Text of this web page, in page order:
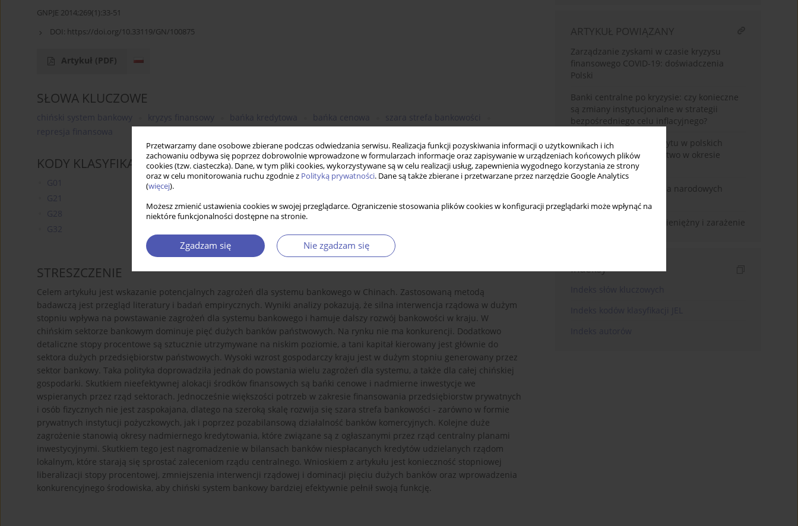
Przetwarzamy dane osobowe zbierane podczas odwiedzania serwisu. Realizacja funkcji pozyskiwania informacji o użytkownikach i ich
zachowaniu odbywa się poprzez dobrowolnie wprowadzone w formularzach informacje oraz zapisywanie w urządzeniach końcowych plików
cookies (tzw. ciasteczka). Dane, w tym pliki cookies, wykorzystywane są w celu realizacji usług, zapewnienia wygodnego korzystania ze strony
oraz w celu monitorowania ruchu zgodnie z Polityką prywatności. Dane są także zbierane i przetwarzane przez narzędzie Google Analytics
(więcej).
Możesz zmienić ustawienia cookies w swojej przeglądarce. Ograniczenie stosowania plików cookies w konfiguracji przeglądarki może wpłynąć na
niektóre funkcjonalności dostępne na stronie.
Zgadzam się Nie zgadzam się
GNPJE 2014;269(1):33-51
DOI: https://doi.org/10.33119/GN/100875
Artykuł (PDF)
SŁOWA KLUCZOWE
chiński system bankowy kryzys finansowy bańka kredytowa bańka cenowa
szara strefa bankowości
represja finansowa
KODY KLASYFIKACJI JEL
G01
G21
G28
G32
STRESZCZENIE
Celem artykułu jest wskazanie potencjalnych zagrożeń dla systemu bankowego w Chinach. Zastosowaną metodą
badawczą jest przegląd literatury i badań empirycznych. Wyniki analizy pokazują, że silna interwencja rządowa w dużym
stopniu wpływa na powstawanie zagrożeń dla systemu bankowego i hamuje dalszy rozwój bankowości w kraju. W
chińskim sektorze bankowym dominuje pięć dużych banków państwowych. Na rynku nie ma konkurencji. Dodatkowo
detaliczne stopy procentowe są sztucznie utrzymywane na niskim poziomie, a tani kapitał kierowany jest głównie do
sektora dużych przedsiębiorstw państwowych. Wysoki wzrost gospodarczy kraju jest w dużym stopniu generowany przez
sektor bankowy. Taka polityka doprowadziła jednak do powstania wielu zagrożeń dla systemu, a także dla całej chińskiej
gospodarki. Skutkiem nieefektywnej alokacji środków finansowych są bańki cenowe i nadmierne inwestycje we
wspieranych przez rząd sektorach. Jednocześnie większości potrzeb w zakresie finansowania przedsiębiorstw prywatnych
i osób fizycznych nie jest zaspokajana, dlatego na szeroką skalę rozwija się szara strefa bankowości - zarówno w formie
prywatnych instytucji pożyczkowych, jak i poprzez pozabilansową działalność banków komercyjnych. Kolejne duże
zagrożenie stanowią okresy nadmiernego kredytowania, które związane są z ogłaszanymi przez rząd centralny planami
inwestycyjnymi. Skutkiem tego jest nagromadzenie w bilansach banków niespłacanych kredytów udzielanych rządom
lokalnym, które starają się sprostać zaleceniom rządu centralnego. Wnioskiem z artykułu jest konieczność stopniowej
liberalizacji stopy procentowej, zmniejszenia interwencji rządowej i dominacji pięciu dużych banków oraz wprowadzenia
konkurencyjnego środowiska, aby chiński system bankowy bardziej efektywnie pełnił swoją funkcję.
ARTYKUŁ POWIĄZANY
Zarządzanie zyskami w czasie kryzysu
finansowego COVID-19: doświadczenia
Polski
Banki centralne po kryzysie: czy konieczne
są zmiany instytucjonalne w strategii
bezpośredniego celu inflacyjnego?
Niska zależność od kredytu w polskich
firmach – błogosławieństwo w okresie
kryzysu finansowego?
Dążenia do ujednolicenia narodowych
Międzybankowy rynek pieniężny i zarażenie
Indeksy